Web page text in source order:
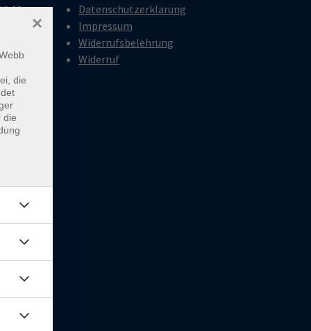
Datenschutzerklärung
Impressum
Widerrufsbelehrung
Widerruf
die
die
×